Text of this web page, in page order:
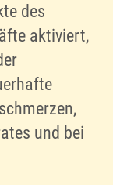
des
aktiviert,
und bei